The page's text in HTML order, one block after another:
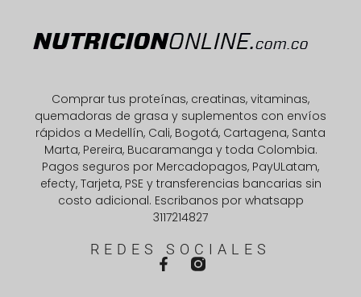
Comprar tus proteínas, creatinas, vitaminas,
quemadoras de grasa y suplementos con envíos
rápidos a Medellín, Cali, Bogotá, Cartagena, Santa
Marta, Pereira, Bucaramanga y toda Colombia.
Pagos seguros por Mercadopagos, PayULatam,
efecty, Tarjeta, PSE y transferencias bancarias sin
costo adicional. Escribanos por whatsapp
3117214827
REDES SOCIALES